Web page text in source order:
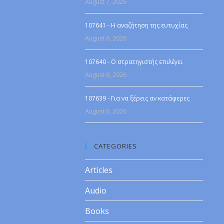
August 7, 2026
107641 - Η αναζήτηση της ευτυχίας
August 6, 2026
107640 - Ο στρατηγιστής επιλέγει
August 6, 2026
107639 - Για να ξέρεις αν κατάφερες
August 6, 2026
CATEGORIES
Articles
Audio
Books